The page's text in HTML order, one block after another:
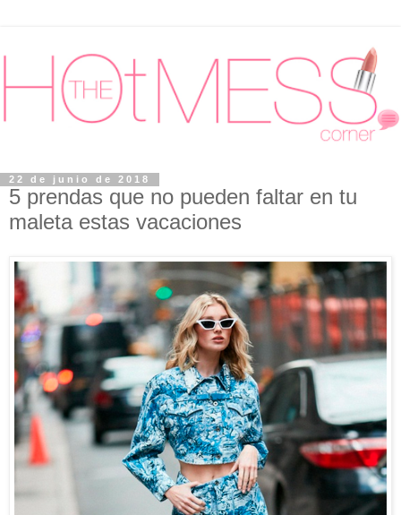
22 de junio de 2018
5 prendas que no pueden faltar en tu
maleta estas vacaciones